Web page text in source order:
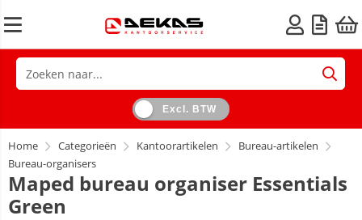
Excl. BTW
Home Categorieën Kantoorartikelen
Bureau-artikelen
Bureau-organisers
Maped bureau organiser Essentials
Green